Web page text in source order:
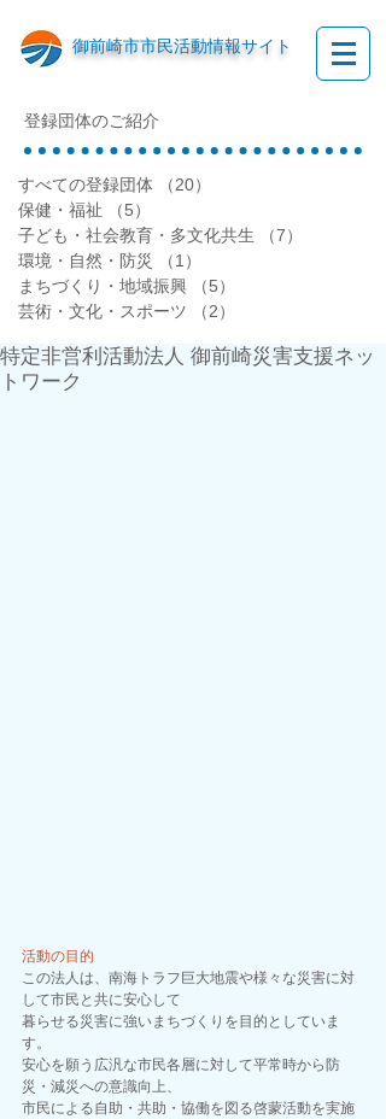
御前崎市市民活動情報サイト
登録団体のご紹介
すべての登録団体 （20）
保健・福祉
（5）
子ども・社会教育・多文化共生
（7）
環境・自然・防災
（1）
まちづくり・地域振興
（5）
芸術・文化・スポーツ
（2）
特定非営利活動法人 御前崎災害支援ネッ
トワーク
活動の目的
この法人は、南海トラフ巨大地震や様々な災害に対
して市民と共に安心して
暮らせる災害に強いまちづくりを目的としていま
す。
安心を願う広汎な市民各層に対して平常時から防
災・減災への意識向上、
市民による自助・共助・協働を図る啓蒙活動を実施